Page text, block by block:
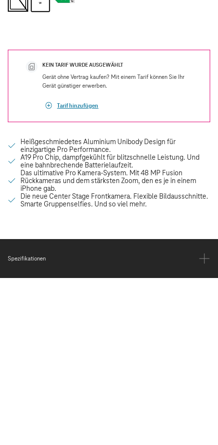
W
KEIN TARIF WURDE AUSGEWÄHLT
Gerät ohne Vertrag kaufen? Mit einem Tarif können Sie Ihr
Gerät günstiger erwerben.
Tarif hinzufügen
Spezifikationen